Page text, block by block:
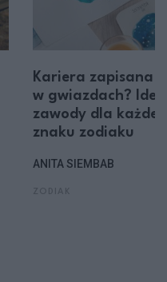
Kariera zapisana
w gwiazdach?
zawody dla
znaku zodiaku
ANITA SIEMBAB